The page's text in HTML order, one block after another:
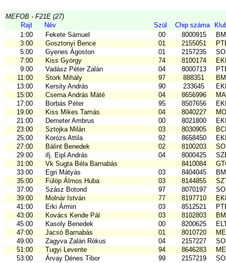
MEFOB - F21E (27)
Rajt
Név Szül Chip száma
1:00
Fekete Sámuel 00 8000915
3:00
Gosztonyi Bence 01 2155051
5:00
Gyenes Ágoston 01 2157235
7:00
Kiss György 74 8100174
9:00
Vadász Péter Zalán 04 8000713
11:00
Stork Mihály 97 888351
13:00
Kersity András 90 233645
15:00
Cserna András Máté 04 8656996
17:00
Borbás Péter 95 8507656
19:00
Kiss Mikes Tamás 04 8040227
21:00
Demeter Ambrus 00 8021800
23:00
Sztojka Milán 03 8030905
25:00
Korózs Attila 92 8658450
27:00
Bálint Benedek 02 8100203
29:00
ifj. Eipl András 04 8000425
31:00
Vk Sugta Béla Barnabás 8410084
33:00
Egri Mátyás 03 8404045
35:00
Fülöp Álmos Huba 03 8144855
37:00
Szász Botond 97 8070197
39:00
Molnár István 77 8197710
41:00
Erki Ármin 03 8512521
43:00
Kovács Kende Pál 03 8102803
45:00
Kasoly Benedek 00 8200625
47:00
Jacsó Barnabás 01 8010720
49:00
Zagyva Zalán Rókus 04 2157227
51:00
Tugyi Levente 94 8646283
53:00
Árvay Dénes Tibor 99 2157219